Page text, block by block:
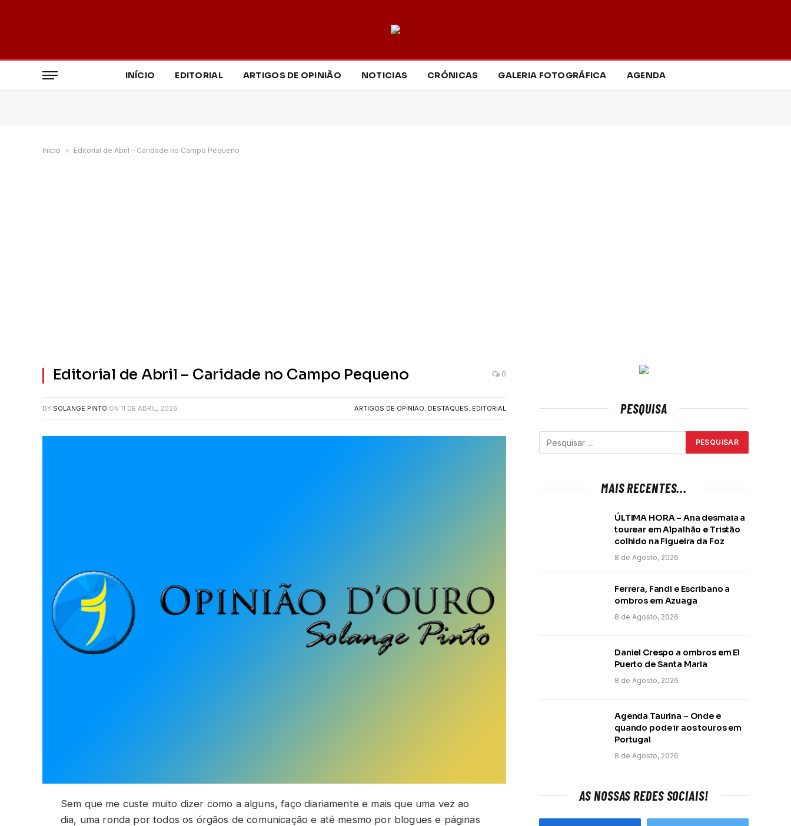
INÍCIO EDITORIAL ARTIGOS DE OPINIÃO NOTICIAS CRÓNICAS GALERIA FOTOGRÁFICA AGENDA
Início » Editorial de Abril – Caridade no Campo Pequeno
Editorial de Abril – Caridade no Campo Pequeno 0
BY SOLANGE PINTO ON 11 DE ABRIL, 2026 ARTIGOS DE OPINIÃO, DESTAQUES, EDITORIAL
Sem que me custe muito dizer como a alguns, faço diariamente e mais que uma vez ao
dia, uma ronda por todos os órgãos de comunicação e até mesmo por blogues e páginas
PESQUISA
MAIS RECENTES...
ÚLTIMA HORA – Ana desmaia a
tourear em Alpalhão e Tristão
colhido na Figueira da Foz
8 de Agosto, 2026
Ferrera, Fandi e Escribano a
ombros em Azuaga
8 de Agosto, 2026
Daniel Crespo a ombros em El
Puerto de Santa Maria
8 de Agosto, 2026
Agenda Taurina – Onde e
quando pode ir aos touros em
Portugal
8 de Agosto, 2026
AS NOSSAS REDES SOCIAIS!